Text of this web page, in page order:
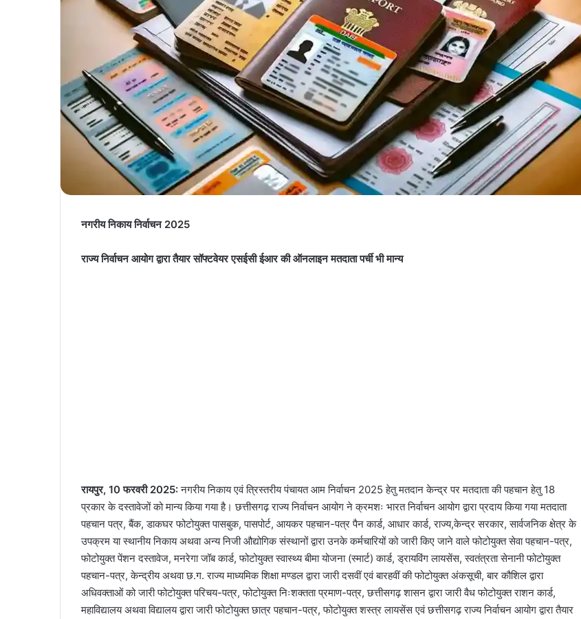
नगरीय निकाय निर्वाचन 2025
राज्य निर्वाचन आयोग द्वारा तैयार सॉफ्टवेयर एसईसी ईआर की ऑनलाइन मतदाता पर्ची भी मान्य
रायपुर, 10 फरवरी 2025:नगरीय निकाय एवं त्रिस्तरीय पंचायत आम निर्वाचन 2025 हेतु मतदान केन्द्र पर मतदाता की पहचान हेतु 18
प्रकार के दस्तावेजों को मान्य किया गया है। छत्तीसगढ़ राज्य निर्वाचन आयोग ने क्रमशः भारत निर्वाचन आयोग द्वारा प्रदाय किया गया मतदाता
पहचान पत्र, बैंक, डाकघर फोटोयुक्त पासबुक, पासपोर्ट, आयकर पहचान-पत्र पैन कार्ड, आधार कार्ड, राज्य,केन्द्र सरकार, सार्वजनिक क्षेत्र के
उपक्रम या स्थानीय निकाय अथवा अन्य निजी औद्योगिक संस्थानों द्वारा उनके कर्मचारियों को जारी किए जाने वाले फोटोयुक्त सेवा पहचान-पत्र,
फोटोयुक्त पेंशन दस्तावेज, मनरेगा जॉब कार्ड, फोटोयुक्त स्वास्थ्य बीमा योजना (स्मार्ट) कार्ड, ड्रायविंग लायसेंस, स्वतंत्रता सेनानी फोटोयुक्त
पहचान-पत्र, केन्द्रीय अथवा छ.ग. राज्य माध्यमिक शिक्षा मण्डल द्वारा जारी दसवीं एवं बारहवीं की फोटोयुक्त अंकसूची, बार कौशिल द्वारा
अधिवक्ताओं को जारी फोटोयुक्त परिचय-पत्र, फोटोयुक्त निःशक्तता प्रमाण-पत्र, छत्तीसगढ़ शासन द्वारा जारी वैध फोटोयुक्त राशन कार्ड,
महाविद्यालय अथवा विद्यालय द्वारा जारी फोटोयुक्त छात्र पहचान-पत्र, फोटोयुक्त शस्त्र लायसेंस एवं छत्तीसगढ़ राज्य निर्वाचन आयोग द्वारा तैयार